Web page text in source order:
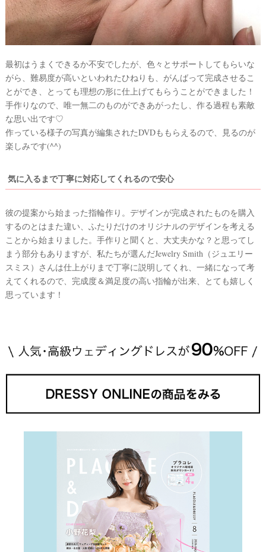
最初はうまくできるか不安でしたが、色々とサポートしてもらいな
がら、難易度が高いといわれたひねりも、がんばって完成させるこ
とができ、とっても理想の形に仕上げてもらうことができました！
手作りなので、唯一無二のものができあがったし、作る過程も素敵
な思い出です♡
作っている様子の写真が編集されたDVDももらえるので、見るのが
楽しみです(^^)
気に入るまで丁寧に対応してくれるので安心
彼の提案から始まった指輪作り。デザインが完成されたものを購入
するのとはまた違い、ふたりだけのオリジナルのデザインを考える
ことから始まりました。手作りと聞くと、大丈夫かな？と思ってし
まう部分もありますが、私たちが選んだJewelry Smith（ジュエリー
スミス）さんは仕上がりまで丁寧に説明してくれ、一緒になって考
えてくれるので、完成度＆満足度の高い指輪が出来、とても嬉しく
思っています！